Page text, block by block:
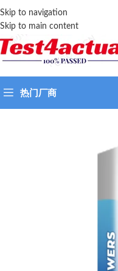
Skip to navigation
Skip to main content
热门厂商